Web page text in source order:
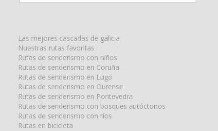
Las mejores cascadas de galicia
Nuestras rutas favoritas
Rutas de senderismo con niños
Rutas de senderismo en Coruña
Rutas de senderismo en Lugo
Rutas de senderismo en Ourense
Rutas de senderismo en Pontevedra
Rutas de senderismo con bosques autóctonos
Rutas de senderismo con ríos
Rutas en bicicleta